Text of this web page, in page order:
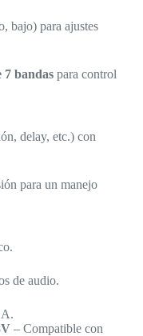
bajo) para ajustes
7 bandaspara control
delay, etc.) con
para un manejo
de audio.
– Compatible con